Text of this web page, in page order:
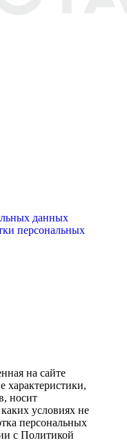
данных
персональных
на сайте
характеристики,
носит
условиях не
персональных
с Политикой